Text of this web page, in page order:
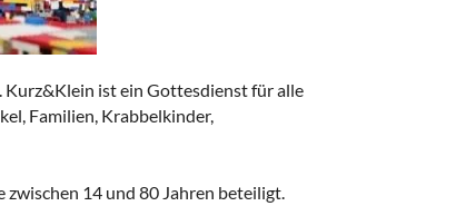
ist ein Gottesdienst für alle
Familien, Krabbelkinder,
14 und 80 Jahren beteiligt.